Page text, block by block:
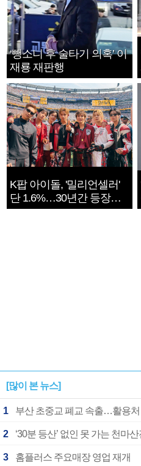
‘뺑소니 후 술타기 의혹’ 이
재룡 재판행
K팝 아이돌, '밀리언셀러'
단 1.6%…30년간 등장
1182개팀 전수조사
[많이 본 뉴스]
1 부산 초중교 폐교 속출…활용처
2 ‘30분 등산’ 없인 못 가는 천마
3 홈플러스 주요매장 영업 재개